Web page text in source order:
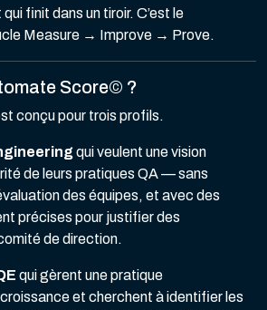
finit dans un tiroir. C’est le
Measure → Improve → Prove.
Score© ?
conçu pour trois profils.
qui veulent une vision
de leurs pratiques QA — sans
des équipes, et avec des
précises pour justifier des
de direction.
qui gèrent une pratique
et cherchent à identifier les